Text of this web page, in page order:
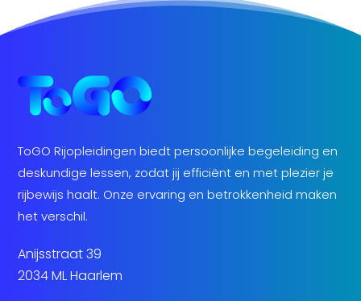
ToGO Rijopleidingen biedt persoonlijke begeleiding en
deskundige lessen, zodat jij efficiënt en met plezier je
rijbewijs haalt. Onze ervaring en betrokkenheid maken
het verschil.
Anijsstraat 39
2034 ML Haarlem